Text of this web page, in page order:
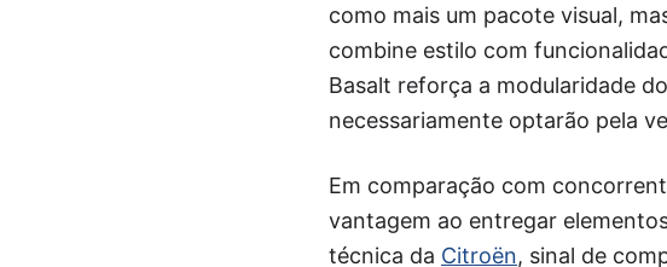
como mais um pacote visual,
combine estilo com
Basalt reforça a modularidade
necessariamente optarão pela
Em comparação com
vantagem ao entregar
técnica da Citroën, sinal de